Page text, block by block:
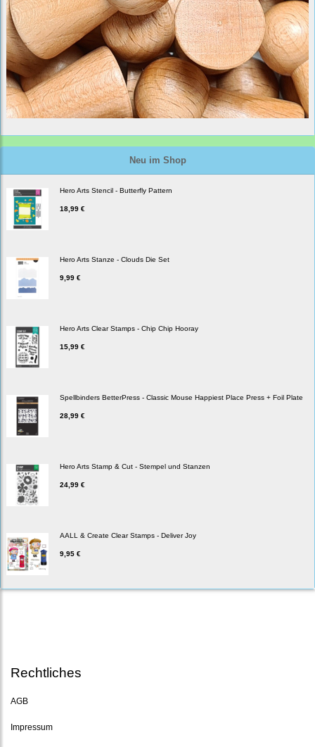
Neu im Shop
Hero Arts Stencil - Butterfly Pattern
18,99 €
Hero Arts Stanze - Clouds Die Set
9,99 €
Hero Arts Clear Stamps - Chip Chip Hooray
15,99 €
Spellbinders BetterPress - Classic Mouse Happiest Place Press + Foil Plate
28,99 €
Hero Arts Stamp & Cut - Stempel und Stanzen
24,99 €
AALL & Create Clear Stamps - Deliver Joy
9,95 €
Rechtliches
AGB
Impressum